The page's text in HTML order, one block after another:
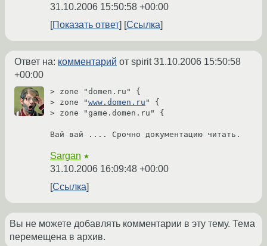
31.10.2006 15:50:58 +00:00
Показать ответ
Ссылка
Ответ на: комментарий от spirit31.10.2006 15:50:58
+00:00
> zone "domen.ru" {
> zone "www.domen.ru " {
> zone "game.domen.ru" {
Вай вай .... Срочно документацию читать.
Sargan ★
31.10.2006 16:09:48 +00:00
Ссылка
Вы не можете добавлять комментарии в эту тему. Тема
перемещена в архив.